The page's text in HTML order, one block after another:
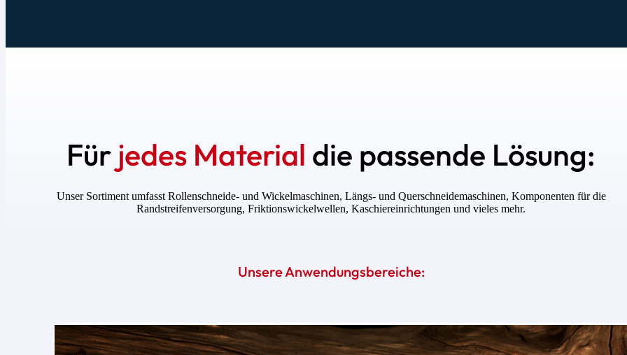
Für jedes Material die passende Lösung:
Unser Sortiment umfasst Rollenschneide- und Wickelmaschinen, Längs- und Querschneidemaschinen, Komponenten für die
Randstreifenversorgung, Friktionswickelwellen, Kaschiereinrichtungen und vieles mehr.
Unsere Anwendungsbereiche: